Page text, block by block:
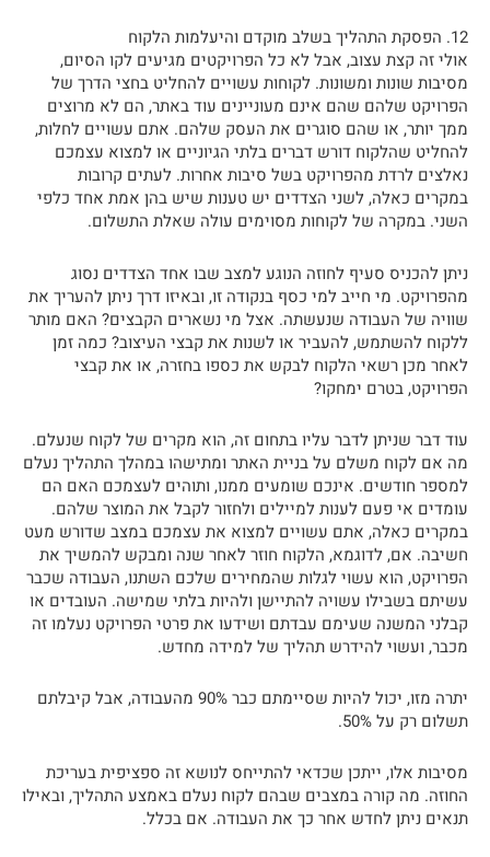
12. הפסקת התהליך בשלב מוקדם והיעלמות הלקוח
אולי זה קצת עצוב, אבל לא כל הפרויקטים מגיעים לקו הסיום,
מסיבות שונות ומשונות. לקוחות עשויים להחליט בחצי הדרך של
הפרויקט שלהם שהם אינם מעוניינים עוד באתר, הם לא מרוצים
ממך יותר, או שהם סוגרים את העסק שלהם. אתם עשויים לחלות,
להחליט שהלקוח דורש דברים בלתי הגיוניים או למצוא עצמכם
נאלצים לרדת מהפרויקט בשל סיבות אחרות. לעתים קרובות
במקרים כאלה, לשני הצדדים יש טענות שיש בהן אמת אחד כלפי
השני. במקרה של לקוחות מסוימים עולה שאלת התשלום.
ניתן להכניס סעיף לחוזה הנוגע למצב שבו אחד הצדדים נסוג
מהפרויקט. מי חייב למי כסף בנקודה זו, ובאיזו דרך ניתן להעריך את
שוויה של העבודה שנעשתה. אצל מי נשארים הקבצים? האם מותר
ללקוח להשתמש, להעביר או לשנות את קבצי העיצוב? כמה זמן
לאחר מכן רשאי הלקוח לבקש את כספו בחזרה, או את קבצי
הפרויקט, בטרם ימחקו?
עוד דבר שניתן לדבר עליו בתחום זה, הוא מקרים של לקוח שנעלם.
מה אם לקוח משלם על בניית האתר ומתישהו במהלך התהליך נעלם
למספר חודשים. אינכם שומעים ממנו, ותוהים לעצמכם האם הם
עומדים אי פעם לענות למיילים ולחזור לקבל את המוצר שלהם.
במקרים כאלה, אתם עשויים למצוא את עצמכם במצב שדורש מעט
חשיבה. אם, לדוגמא, הלקוח חוזר לאחר שנה ומבקש להמשיך את
הפרויקט, הוא עשוי לגלות שהמחירים שלכם השתנו, העבודה שכבר
עשיתם בשבילו עשויה להתיישן ולהיות בלתי שמישה. העובדים או
קבלני המשנה שעימם עבדתם ושידעו את פרטי הפרויקט נעלמו זה
מכבר, ועשוי להידרש תהליך של למידה מחדש.
יתרה מזו, יכול להיות שסיימתם כבר 90% מהעבודה, אבל קיבלתם
תשלום רק על 50%.
מסיבות אלו, ייתכן שכדאי להתייחס לנושא זה ספציפית בעריכת
החוזה. מה קורה במצבים שבהם לקוח נעלם באמצע התהליך, ובאילו
תנאים ניתן לחדש אחר כך את העבודה. אם בכלל.